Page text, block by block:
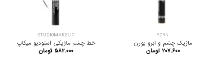
YORN
ماژیک چشم و ابرو یورن
۲۰۷.۶۰۰ تومان
STUDIOMAKEUP
خط چشم ماژیکی استودیو میکاپ
۵۸۲.۰۰۰ تومان